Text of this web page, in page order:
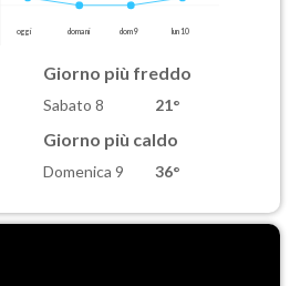
oggi domani dom 9 lun 10
Giorno più freddo
Sabato 8 21°
Giorno più caldo
Domenica 9 36°